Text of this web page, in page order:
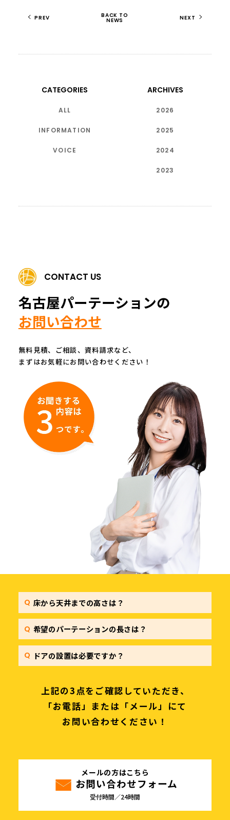
PREV BACK TO
NEWS NEXT
CATEGORIES
ALL
INFORMATION
VOICE
ARCHIVES
2026
2025
2024
2023
CONTACT US
名古屋パーテーションの
お問い合わせ
無料見積、ご相談、資料請求など、
まずはお気軽にお問い合わせください！
床から天井までの高さは？
希望のパーテーションの長さは？
ドアの設置は必要ですか？
上記の3点をご確認していただき、
「お電話」または「メール」にて
お問い合わせください！
メールの方はこちら
お問い合わせフォーム
受付時間／24時間